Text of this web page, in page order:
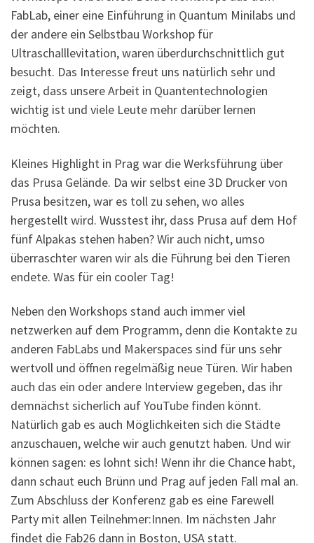
FabLab, einer eine Einführung in Quantum Minilabs und
der andere ein Selbstbau Workshop für
Ultraschalllevitation, waren überdurchschnittlich gut
besucht. Das Interesse freut uns natürlich sehr und
zeigt, dass unsere Arbeit in Quantentechnologien
wichtig ist und viele Leute mehr darüber lernen
möchten.
Kleines Highlight in Prag war die Werksführung über
das Prusa Gelände. Da wir selbst eine 3D Drucker von
Prusa besitzen, war es toll zu sehen, wo alles
hergestellt wird. Wusstest ihr, dass Prusa auf dem Hof
fünf Alpakas stehen haben? Wir auch nicht, umso
überraschter waren wir als die Führung bei den Tieren
endete. Was für ein cooler Tag!
Neben den Workshops stand auch immer viel
netzwerken auf dem Programm, denn die Kontakte zu
anderen FabLabs und Makerspaces sind für uns sehr
wertvoll und öffnen regelmäßig neue Türen. Wir haben
auch das ein oder andere Interview gegeben, das ihr
demnächst sicherlich auf YouTube finden könnt.
Natürlich gab es auch Möglichkeiten sich die Städte
anzuschauen, welche wir auch genutzt haben. Und wir
können sagen: es lohnt sich! Wenn ihr die Chance habt,
dann schaut euch Brünn und Prag auf jeden Fall mal an.
Zum Abschluss der Konferenz gab es eine Farewell
Party mit allen Teilnehmer:Innen. Im nächsten Jahr
findet die Fab26 dann in Boston, USA statt.